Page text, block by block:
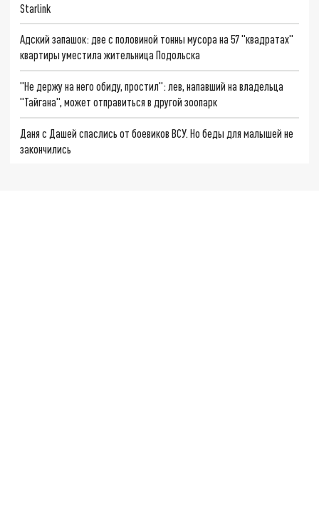
Starlink
Адский запашок: две с половиной тонны мусора на 57 "квадратах"
квартиры уместила жительница Подольска
"Не держу на него обиду, простил": лев, напавший на владельца
"Тайгана", может отправиться в другой зоопарк
Даня с Дашей спаслись от боевиков ВСУ. Но беды для малышей не
закончились